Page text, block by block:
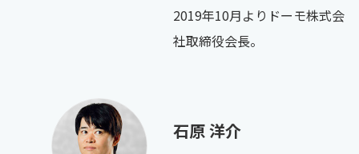
2019年10月よりドーモ株式会
社取締役会長。
石原 洋介